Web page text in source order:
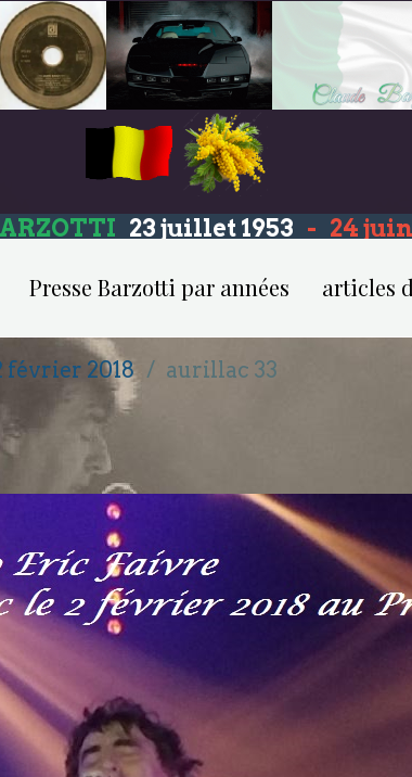
23 juillet 1953 - 24
Presse Barzotti par années articles
2018 aurillac 33